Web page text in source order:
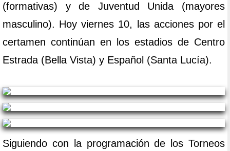
(formativas) y de Juventud Unida (mayores
masculino). Hoy viernes 10, las acciones por el
certamen continúan en los estadios de Centro
Estrada (Bella Vista) y Español (Santa Lucía).
Siguiendo con la programación de los Torneos